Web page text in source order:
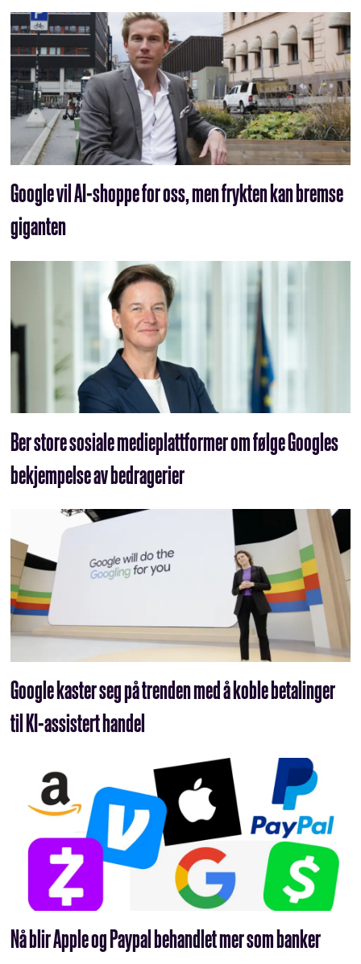
Google vil AI-shoppe for oss, men frykten kan bremse
giganten
Ber store sosiale medieplattformer om følge Googles
bekjempelse av bedragerier
Google kaster seg på trenden med å koble betalinger
til KI-assistert handel
Nå blir Apple og Paypal behandlet mer som banker